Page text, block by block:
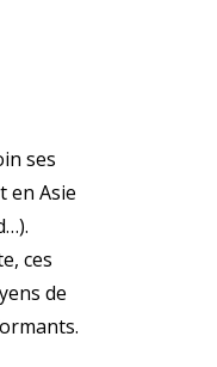
ses
en Asie
ces
de